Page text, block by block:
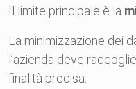
Il limite principale è la
La minimizzazione dei
l’azienda deve
finalità precisa.